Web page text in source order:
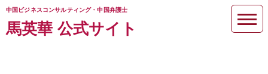
中国ビジネスコンサルティング・中国弁護士
馬英華 公式サイト